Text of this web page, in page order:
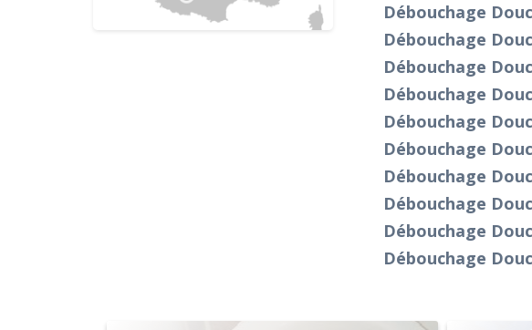
Débouchage
Débouchage
Débouchage
Débouchage
Débouchage
Débouchage
Débouchage
Débouchage
Débouchage
Débouchage